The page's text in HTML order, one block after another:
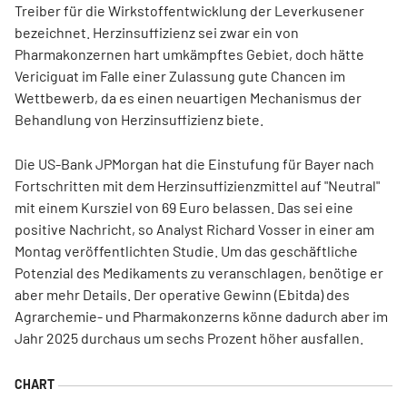
Treiber für die Wirkstoffentwicklung der Leverkusener
bezeichnet. Herzinsuffizienz sei zwar ein von
Pharmakonzernen hart umkämpftes Gebiet, doch hätte
Vericiguat im Falle einer Zulassung gute Chancen im
Wettbewerb, da es einen neuartigen Mechanismus der
Behandlung von Herzinsuffizienz biete.
Die US-Bank JPMorgan hat die Einstufung für Bayer nach
Fortschritten mit dem Herzinsuffizienzmittel auf "Neutral"
mit einem Kursziel von 69 Euro belassen. Das sei eine
positive Nachricht, so Analyst Richard Vosser in einer am
Montag veröffentlichten Studie. Um das geschäftliche
Potenzial des Medikaments zu veranschlagen, benötige er
aber mehr Details. Der operative Gewinn (Ebitda) des
Agrarchemie- und Pharmakonzerns könne dadurch aber im
Jahr 2025 durchaus um sechs Prozent höher ausfallen.